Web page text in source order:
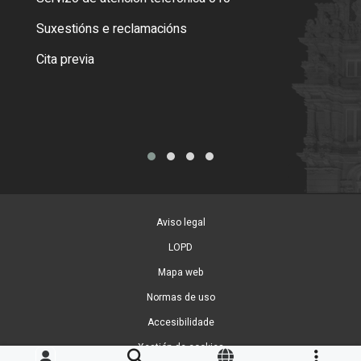
Suxestións e reclamacións
Cita previa
Aviso legal
LOPD
Mapa web
Normas de uso
Accesibilidade
Xestión de cookies